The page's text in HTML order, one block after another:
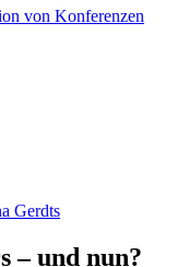
von Konferenzen
Gerdts
– und nun?